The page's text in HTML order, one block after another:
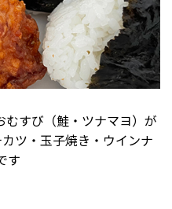
むすび（鮭・ツナマヨ）が
ツ・玉子焼き・ウインナ
す